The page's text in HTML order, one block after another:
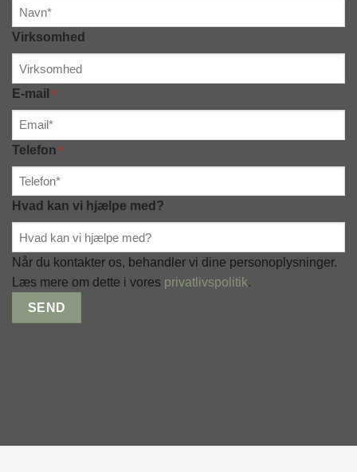
Virksomhed
E-mail *
Telefon *
Hvad kan vi hjælpe med?
Når du kontakter os, behandler vi dine personoplysninger.
Læs mere om dette i vores privatlivspolitik.